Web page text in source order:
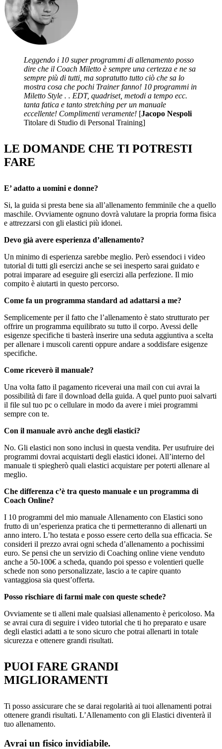
Leggendo i 10 super programmi di allenamento posso
dire che il Coach Miletto è sempre una certezza e ne sa
sempre più di tutti, ma sopratutto tutto ciò che sa lo
mostra cosa che pochi Trainer fanno! 10 programmi in
Miletto Style . . EDT, quadriset, metodi a tempo ecc.
tanta fatica e tanto stretching per un manuale
eccellente! Complimenti veramente! [Jacopo Nespoli
Titolare di Studio di Personal Training]
LE DOMANDE CHE TI POTRESTI
FARE
E’ adatto a uomini e donne?
Si, la guida si presta bene sia all’allenamento femminile che a quello
maschile. Ovviamente ognuno dovrà valutare la propria forma fisica
e attrezzarsi con gli elastici più idonei.
Devo già avere esperienza d’allenamento?
Un minimo di esperienza sarebbe meglio. Però essendoci i video
tutorial di tutti gli esercizi anche se sei inesperto sarai guidato e
potrai imparare ad eseguire gli esercizi alla perfezione. Il mio
compito è aiutarti in questo percorso.
Come fa un programma standard ad adattarsi a me?
Semplicemente per il fatto che l’allenamento è stato strutturato per
offrire un programma equilibrato su tutto il corpo. Avessi delle
esigenze specifiche ti basterà inserire una seduta aggiuntiva a scelta
per allenare i muscoli carenti oppure andare a soddisfare esigenze
specifiche.
Come riceverò il manuale?
Una volta fatto il pagamento riceverai una mail con cui avrai la
possibilità di fare il download della guida. A quel punto puoi salvarti
il file sul tuo pc o cellulare in modo da avere i miei programmi
sempre con te.
Con il manuale avrò anche degli elastici?
No. Gli elastici non sono inclusi in questa vendita. Per usufruire dei
programmi dovrai acquistarti degli elastici idonei. All’interno del
manuale ti spiegherò quali elastici acquistare per poterti allenare al
meglio.
Che differenza c’è tra questo manuale e un programma di
Coach Online?
I 10 programmi del mio manuale Allenamento con Elastici sono
frutto di un’esperienza pratica che ti permetteranno di allenarti un
anno intero. L’ho testata e posso essere certo della sua efficacia. Se
consideri il prezzo avrai ogni scheda d’allenamento a pochissimi
euro. Se pensi che un servizio di Coaching online viene venduto
anche a 50-100€ a scheda, quando poi spesso e volentieri quelle
schede non sono personalizzate, lascio a te capire quanto
vantaggiosa sia quest’offerta.
Posso rischiare di farmi male con queste schede?
Ovviamente se ti alleni male qualsiasi allenamento è pericoloso. Ma
se avrai cura di seguire i video tutorial che ti ho preparato e usare
degli elastici adatti a te sono sicuro che potrai allenarti in totale
sicurezza e ottenere grandi risultati.
PUOI FARE GRANDI
MIGLIORAMENTI
Ti posso assicurare che se darai regolarità ai tuoi allenamenti potrai
ottenere grandi risultati. L’Allenamento con gli Elastici diventerà il
tuo allenamento.
Avrai un fisico invidiabile.